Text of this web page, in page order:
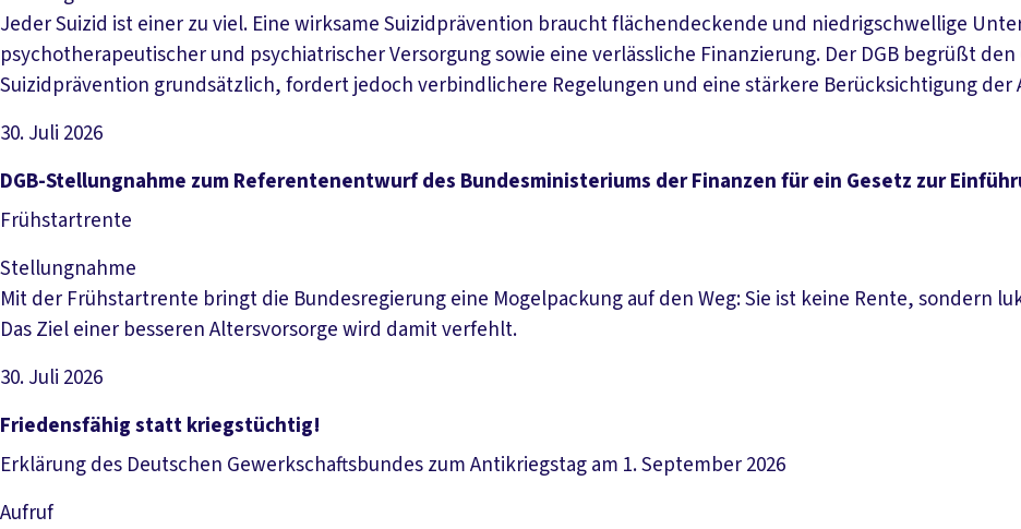
Jeder Suizid ist einer zu viel. Eine wirksame Suizidprävention braucht flächendeckende und niedrigschwellige
psychotherapeutischer und psychiatrischer Versorgung sowie eine verlässliche Finanzierung. Der DGB begrüßt
Suizidprävention grundsätzlich, fordert jedoch verbindlichere Regelungen und eine stärkere Berücksichtigung
30. Juli 2026
Datei herunterladen
DGB-Stellungnahme zum Referentenentwurf des Bundesministeriums der Finanzen für ein Gesetz zur
Frühstartrente
Stellungnahme
Mit der Frühstartrente bringt die Bundesregierung eine Mogelpackung auf den Weg: Sie ist keine Rente, sondern
Das Ziel einer besseren Altersvorsorge wird damit verfehlt.
30. Juli 2026
Datei herunterladen
Friedensfähig statt kriegstüchtig!
Erklärung des Deutschen Gewerkschaftsbundes zum Antikriegstag am 1. September 2026
Aufruf